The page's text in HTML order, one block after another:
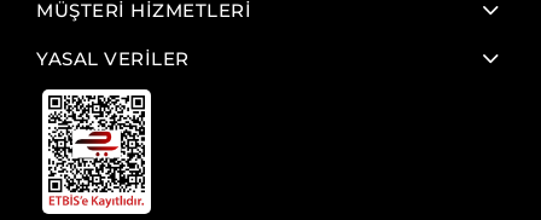
MÜŞTERİ HİZMETLERİ
YASAL VERİLER